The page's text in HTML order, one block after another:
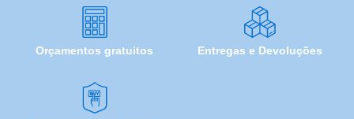
Orçamentos gratuitos Entregas e Devoluções